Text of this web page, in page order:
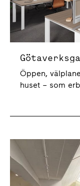
Öppen,
huset – som
Götaverksgatan 2